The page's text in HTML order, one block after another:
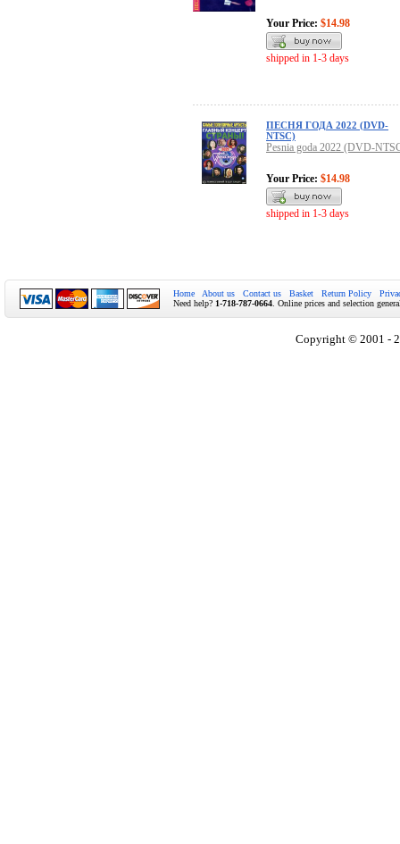
Your Price: $14.98
shipped in 1-3 days
ПЕСНЯ ГОДА 2022 (DVD-
NTSC)
Pesnia goda 2022 (DVD-
Your Price: $14.98
shipped in 1-3 days
Home About us Contact us Basket Return Policy
Need help? 1-718-787-0664 . Online prices and selection
Copyright © 2001 -